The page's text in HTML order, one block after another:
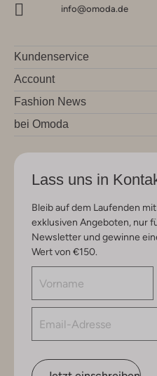
info@omoda.de
Kundenservice
Account
Fashion News
bei Omoda
Lass uns in
Bleib auf dem Laufenden
exklusiven Angeboten, nur
Newsletter und gewinne
Wert von €150.